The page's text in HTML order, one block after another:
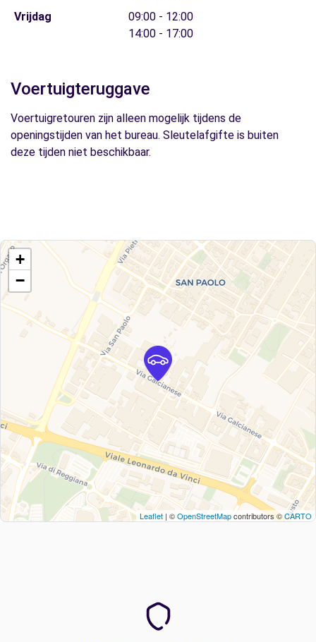
Vrijdag
09:00 - 12:00
14:00 - 17:00
Voertuigteruggave
Voertuigretouren zijn alleen mogelijk tijdens de
openingstijden van het bureau. Sleutelafgifte is buiten
deze tijden niet beschikbaar.
+
−
Leaflet | ©OpenStreetMapcontributors ©CARTO